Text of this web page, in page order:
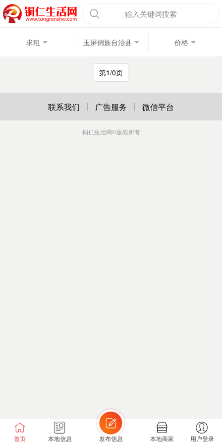
输入关键词搜索
求租 玉屏侗族自治县 价格
第1/0页
首页 本地信息 发布信息 本地商家 用户登录
联系我们 广告服务 微信平台
铜仁生活网©版权所有